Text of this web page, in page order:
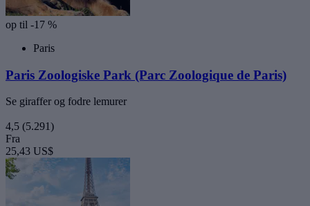
op til -17 %
Paris
Paris Zoologiske Park (Parc Zoologique de Paris)
Se giraffer og fodre lemurer
4,5 (5.291)
Fra
25,43 US$